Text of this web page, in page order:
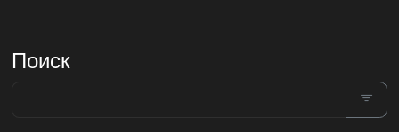
Поиск